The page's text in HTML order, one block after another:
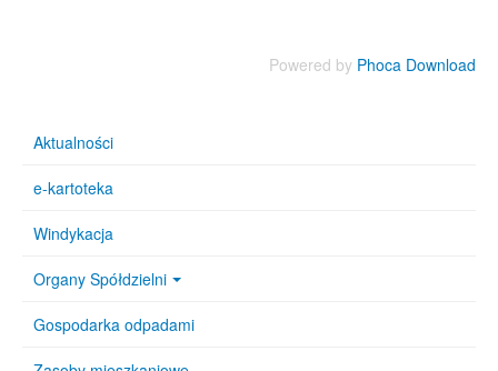
Powered by Phoca Download
Aktualności
e-kartoteka
Windykacja
Organy Spółdzielni
Gospodarka odpadami